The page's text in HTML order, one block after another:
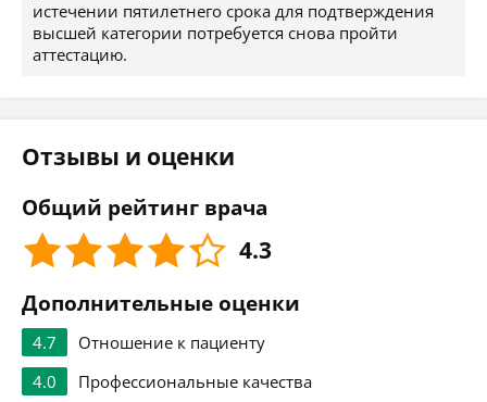
истечении пятилетнего срока для подтверждения
высшей категории потребуется снова пройти
аттестацию.
Отзывы и оценки
Общий рейтинг врача
4.3
Дополнительные оценки
4.7
Отношение к пациенту
4.0
Профессиональные качества